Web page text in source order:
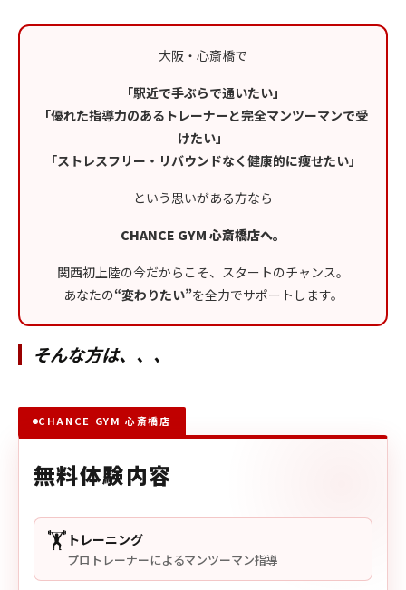
大阪・心斎橋で
「駅近で手ぶらで通いたい」
「優れた指導力のあるトレーナーと完全マンツーマンで受
けたい」
「ストレスフリー・リバウンドなく健康的に痩せたい」
という思いがある方なら
CHANCE GYM 心斎橋店へ。
関西初上陸の今だからこそ、スタートのチャンス。
あなたの“変わりたい”を全力でサポートします。
そんな方は、、、
CHANCE GYM 心斎橋店
無料体験内容
🏋️ トレーニング
プロトレーナーによるマンツーマン指導